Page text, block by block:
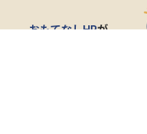
おもてなしHRが